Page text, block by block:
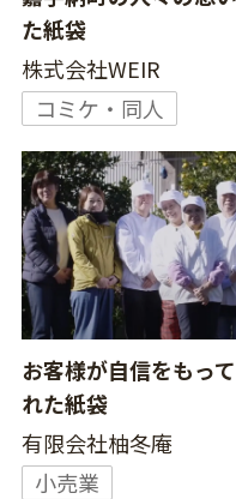
た紙袋
株式会社WEIR
コミケ・同人
お客様が自信をもっ
れた紙袋
有限会社柚冬庵
小売業